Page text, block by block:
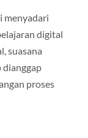
menyadari
digital
suasana
dianggap
proses